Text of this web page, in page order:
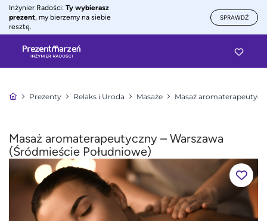
Inżynier Radości: Ty wybierasz
prezent, my bierzemy na siebie
resztę.
SPRAWDŹ
Prezenty Relaks i Uroda Masaże Masaż
Masaż aromaterapeutyczny – Warszawa
(Śródmieście Południowe)